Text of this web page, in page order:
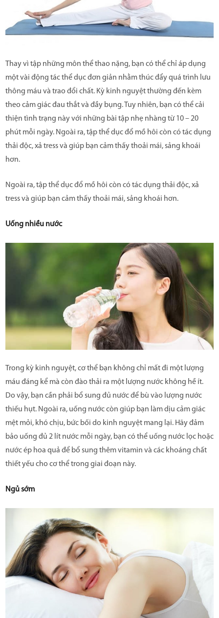
Thay vì tập những môn thể thao nặng, bạn có thể chỉ áp dụng
một vài động tác thể dục đơn giản nhằm thúc đẩy quá trình lưu
thông máu và trao đổi chất. Kỳ kinh nguyệt thường đến kèm
theo cảm giác đau thắt và đầy bụng. Tuy nhiên, bạn có thể cải
thiện tình trạng này với những bài tập nhẹ nhàng từ 10 – 20
phút mỗi ngày. Ngoài ra, tập thể dục đổ mồ hôi còn có tác dụng
thải độc, xả tress và giúp bạn cảm thấy thoải mái, sảng khoái
hơn.
Ngoài ra, tập thể dục đổ mồ hôi còn có tác dụng thải độc, xả
tress và giúp bạn cảm thấy thoải mái, sảng khoái hơn.
Uống nhiều nước
Trong kỳ kinh nguyệt, cơ thể bạn không chỉ mất đi một lượng
máu đáng kể mà còn đào thải ra một lượng nước không hề ít.
Do vậy, bạn cần phải bổ sung đủ nước để bù vào lượng nước
thiếu hụt. Ngoài ra, uống nước còn giúp bạn làm dịu cảm giác
mệt mỏi, khó chịu, bức bối do kinh nguyệt mang lại. Hãy đảm
bảo uống đủ 2 lít nước mỗi ngày, bạn có thể uống nước lọc hoặc
nước ép hoa quả để bổ sung thêm vitamin và các khoáng chất
thiết yếu cho cơ thể trong giai đoạn này.
Ngủ sớm